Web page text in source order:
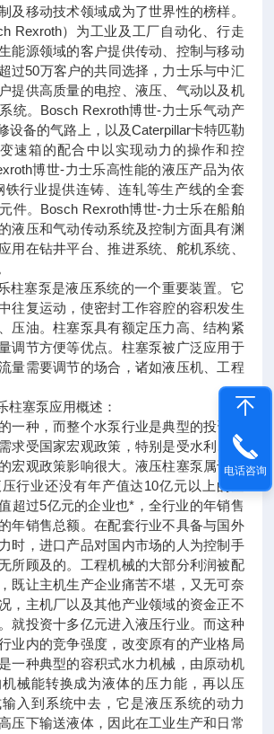
及移动技术领域成为了世界性的榜样。
Rexroth）为工业及工厂自动化、行走
能源领域的客户提供传动、控制与移动
过50万客户的共同选择，力士乐与中汇
提供高质量的电控、液压、气动以及机
统。Bosch Rexroth博世-力士乐气动产
设备的气路上，以及Caterpillar卡特匹勒
速箱的配合中以实现动力的操作和控
博世-力士乐高性能的液压产品为依
铁行业提供连铸、连轧等生产线的全套
件。Bosch Rexroth博世-力士乐在船舶
液压和气动传动系统及控制方面具有渊
用在钻井平台、推进系统、舵机系统、
柱塞泵是液压系统的一个重要装置。它
往复运动，使密封工作容腔的容积发生
压油。柱塞泵具有额定压力高、结构紧
调节方便等优点。柱塞泵被广泛应用于
量需要调节的场合，诸如液压机、工程
柱塞泵应用概述：
一种，而整个水泵行业是典型的投资拉
求受国家宏观政策，特别是受水利、建
宏观政策影响很大。液压柱塞泵属于柱
行业还没有年产值达10亿元以上的企
超过5亿元的企业也*，全行业的年销售
年销售总额。在配套行业不具备与国外
时，进口产品对国内市场的人为控制手
所顾及的。工程机械的大部分利润被配
既让主机生产企业痛苦不堪，又无可奈
，主机厂以及其他产业领域的资金正不
就投资十多亿元进入液压行业。而这种
业内的竞争强度，改变原有的产业格局
一种典型的容积式水力机械，由原动机
械能转换成为液体的压力能，再以压
入到系统中去，它是液压系统的动力
压下输送液体，因此在工业生产和日常
电话咨询